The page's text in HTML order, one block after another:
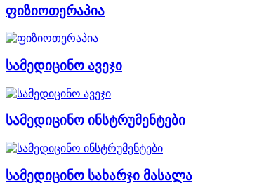
ფიზიოთერაპია
სამედიცინო ავეჯი
სამედიცინო ინსტრუმენტები
სამედიცინო სახარჯი მასალა